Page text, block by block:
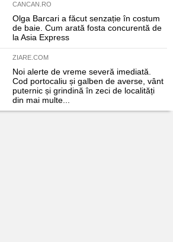
CANCAN.RO
Olga Barcari a făcut senzație în costum
de baie. Cum arată fosta concurentă de
la Asia Express
ZIARE.COM
Noi alerte de vreme severă imediată.
Cod portocaliu și galben de averse, vânt
puternic și grindină în zeci de localități
din mai multe...